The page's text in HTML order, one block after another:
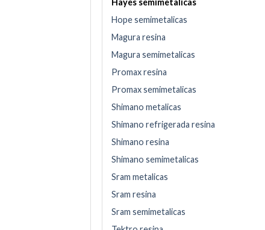
Hope semimetalicas
Magura resina
Magura semimetalicas
Promax resina
Promax semimetalicas
Shimano metalicas
Shimano refrigerada resina
Shimano resina
Shimano semimetalicas
Sram metalicas
Sram resina
Sram semimetalicas